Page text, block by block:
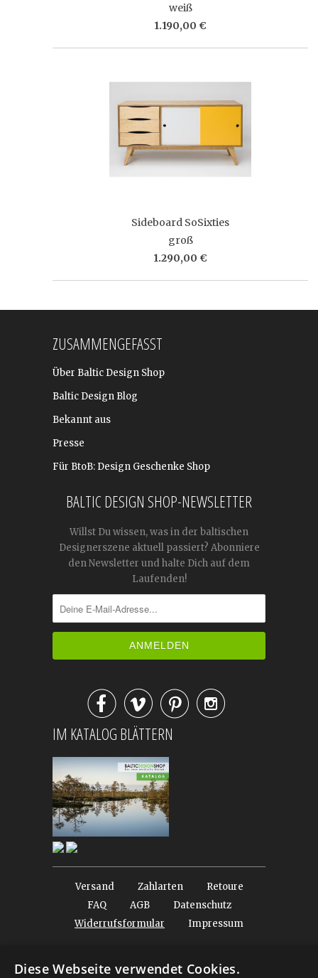
weiß
1.190,00 €
Sideboard SoSixties
groß
1.290,00 €
ZUSAMMENGEFASST
Über Baltic Design Shop
Baltic Design Blog
Bekannt aus
Presse
Für BtoB: Design Geschenke Shop
BALTIC DESIGN SHOP-NEWSLETTER
Willst Du wissen, was in der baltischen
Designerszene aktuell passiert? Abonniere
den Newsletter und halte Dich auf dem
Laufenden!

IM KATALOG BLÄTTERN
Versand Zahlarten
Retoure
FAQ
AGB
Datenschutz
Widerrufsformular
Impressum
© 2026 Baltic Design Shop. Baltic Design Shop
Diese Webseite verwendet Cookies.